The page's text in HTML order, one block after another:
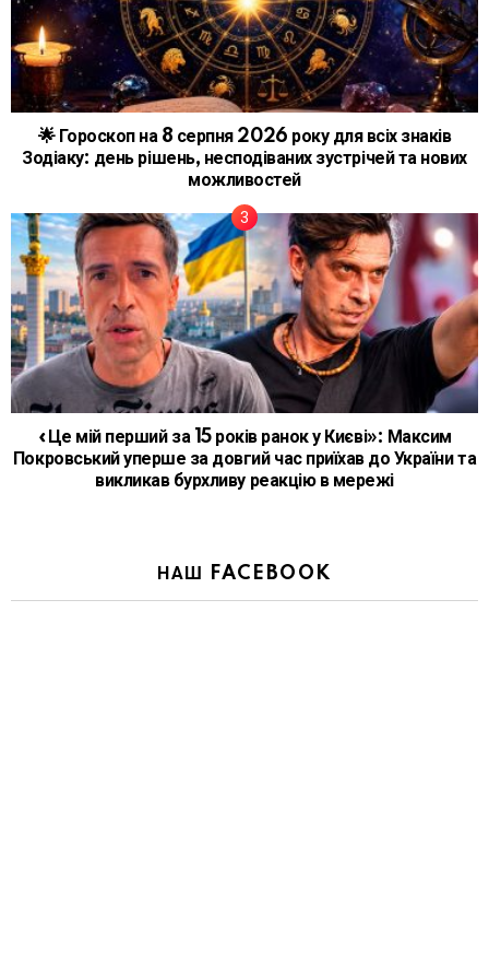
🌟 Гороскоп на 8 серпня 2026 року для всіх знаків
Зодіаку: день рішень, несподіваних зустрічей та нових
можливостей
«Це мій перший за 15 років ранок у Києві»: Максим
Покровський уперше за довгий час приїхав до України та
викликав бурхливу реакцію в мережі
НАШ FACEBOOK